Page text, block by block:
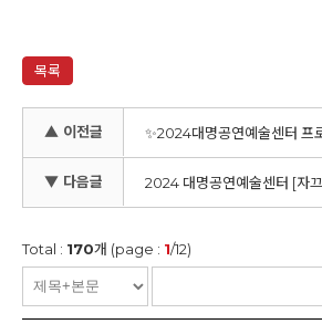
목록
▲ 이전글
▼ 다음글
Total : 170개 (page : 1/12)